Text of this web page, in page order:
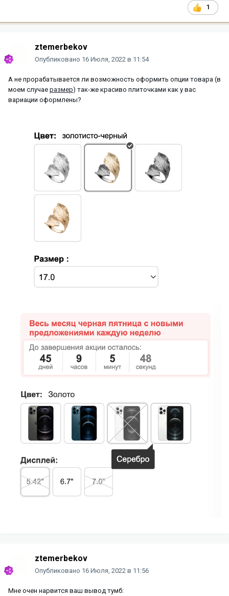
1
ztemerbekov
Опубликовано 16 Июля, 2022 в 11:54
А не прорабатывается ли возможность оформить опции товара (в
моем случае размер) так-же красиво плиточками как у вас
вариации оформлены?
ztemerbekov
Опубликовано 16 Июля, 2022 в 11:56
Мне очен нарвится ваш вывод тумб: